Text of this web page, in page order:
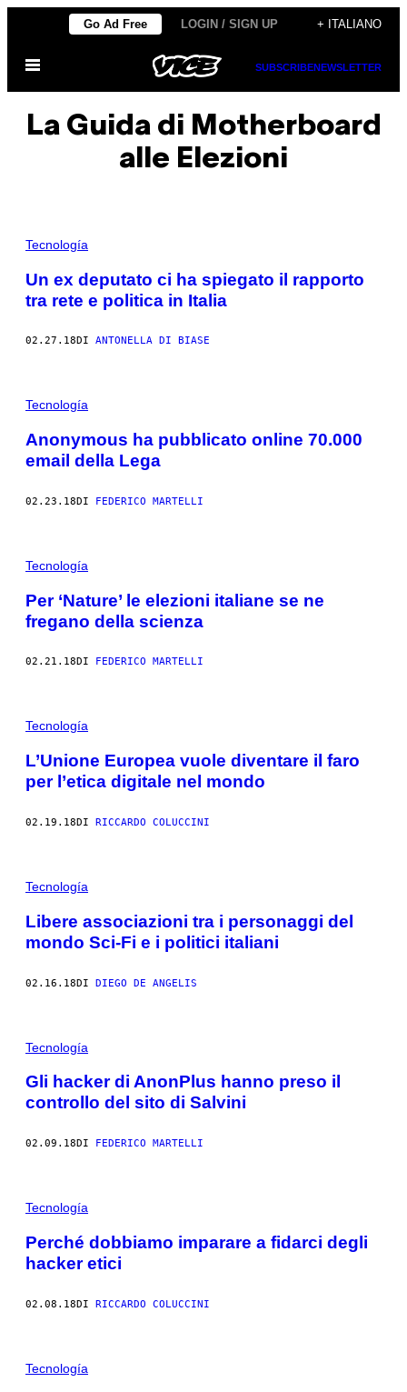
contenuto
Go Ad Free LOGIN / SIGN UP + ITALIANO
Apri
menu
SUBSCRIBENEWSLETTER
La Guida di Motherboard
alle Elezioni
Tecnología
Un ex deputato ci ha spiegato il rapporto
tra rete e politica in Italia
02.27.18DI ANTONELLA DI BIASE
Tecnología
Anonymous ha pubblicato online 70.000
email della Lega
02.23.18DI FEDERICO MARTELLI
Tecnología
Per ‘Nature’ le elezioni italiane se ne
fregano della scienza
02.21.18DI FEDERICO MARTELLI
Tecnología
L’Unione Europea vuole diventare il faro
per l’etica digitale nel mondo
02.19.18DI RICCARDO COLUCCINI
Tecnología
Libere associazioni tra i personaggi del
mondo Sci-Fi e i politici italiani
02.16.18DI DIEGO DE ANGELIS
Tecnología
Gli hacker di AnonPlus hanno preso il
controllo del sito di Salvini
02.09.18DI FEDERICO MARTELLI
Tecnología
Perché dobbiamo imparare a fidarci degli
hacker etici
02.08.18DI RICCARDO COLUCCINI
Tecnología